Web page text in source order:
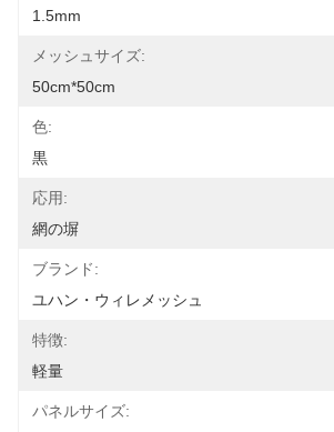
1.5mm
メッシュサイズ:
50cm*50cm
色:
黒
応用:
網の塀
ブランド:
ユハン・ウィレメッシュ
特徴:
軽量
パネルサイズ: